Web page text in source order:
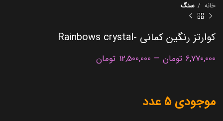
خانه سنگ
کوارتز رنگین کمانی -Rainbows crystal
6,770,000 تومان –
12,500,000 تومان
موجودی 5 عدد